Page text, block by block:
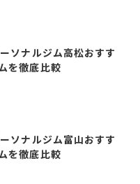
ソナルジム高松おすす
を徹底比較
ソナルジム富山おすす
を徹底比較